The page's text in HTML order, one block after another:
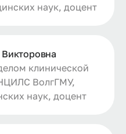
наук, доцент
клинической
ВолгГМУ,
наук, доцент